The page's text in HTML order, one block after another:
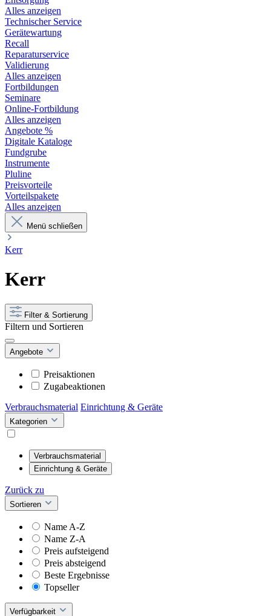
Alles anzeigen
Technischer Service
Gerätewartung
Recall
Reparaturservice
Validierung
Alles anzeigen
Fortbildungen
Seminare
Online-Fortbildung
Alles anzeigen
Angebote %
Digitale Kataloge
Fundgrube
Instrumente
Pluline
Preisvorteile
Vorteilspakete
Alles anzeigen
Menü schließen
Kerr
Kerr
Filter & Sortierung
Filtern und Sortieren
Angebote
Preisaktionen
Zugabeaktionen
Verbrauchsmaterial Einrichtung & Geräte
Kategorien
Verbrauchsmaterial
Einrichtung & Geräte
Zurück zu
Sortieren
Name A-Z
Name Z-A
Preis aufsteigend
Preis absteigend
Beste Ergebnisse
Topseller
Verfügbarkeit